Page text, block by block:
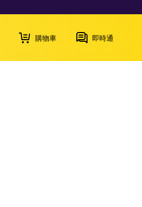
購物車 即時通